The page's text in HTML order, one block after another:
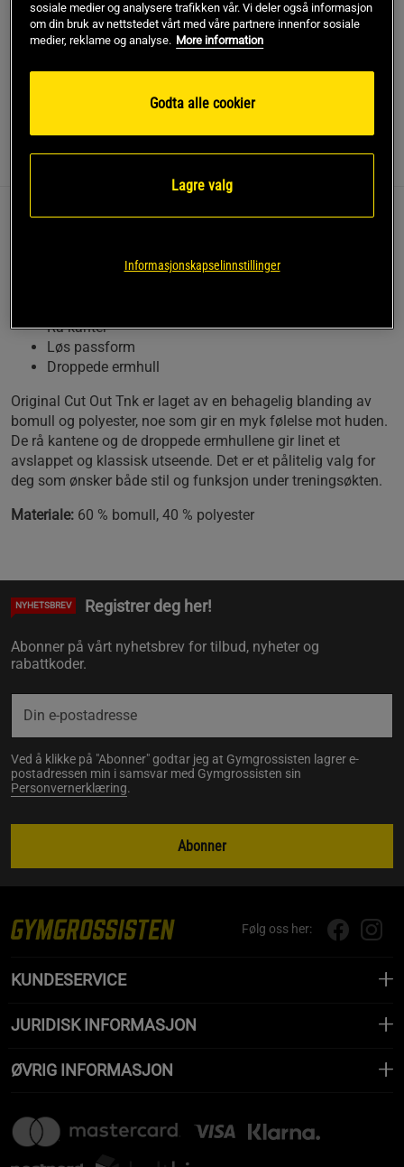
SKU #221035999R | EAN7332576209383
Original Cut Out Tnk fra GASP er et pålitelig valg for deg
Rå kanter
Løs passform
Droppede ermhull
Original Cut Out Tnk er laget av en behagelig blanding av
bomull og polyester, noe som gir en myk følelse mot huden.
De rå kantene og de droppede ermhullene gir linet et
avslappet og klassisk utseende. Det er et pålitelig valg for
deg som ønsker både stil og funksjon under treningsøkten.
Materiale: 60 % bomull, 40 % polyester
NYHETSBREV Registrer deg her!
Abonner på vårt nyhetsbrev for tilbud, nyheter og
rabattkoder.
Ved å klikke på "Abonner" godtar jeg at Gymgrossisten lagrer e-
postadressen min i samsvar med Gymgrossisten sin
Personvernerklæring.
Abonner
Følg oss her:
KUNDESERVICE
JURIDISK INFORMASJON
ØVRIG INFORMASJON
sosiale medier og analysere trafikken vår. Vi deler også informasjon
om din bruk av nettstedet vårt med våre partnere innenfor sosiale
medier, reklame og analyse. More information
Godta alle cookier
Lagre valg
Informasjonskapselinnstillinger